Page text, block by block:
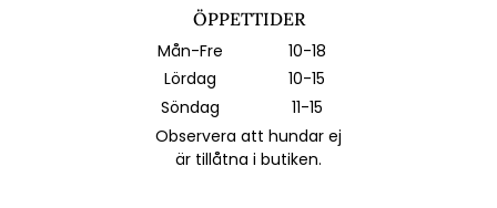
ÖPPETTIDER
Mån-Fre
10-18
Lördag
10-15
Söndag
11-15
Observera att hundar ej
är tillåtna i butiken.